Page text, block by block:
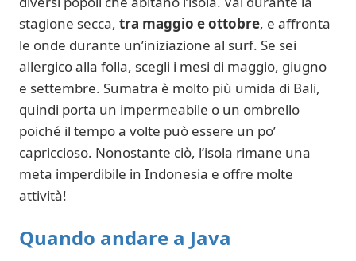
stagione secca, tra maggio e ottobre, e affronta
le onde durante un’iniziazione al surf. Se sei
allergico alla folla, scegli i mesi di maggio, giugno
e settembre. Sumatra è molto più umida di Bali,
quindi porta un impermeabile o un ombrello
poiché il tempo a volte può essere un po’
capriccioso. Nonostante ciò, l’isola rimane una
meta imperdibile in Indonesia e offre molte
attività!
Quando andare a Java